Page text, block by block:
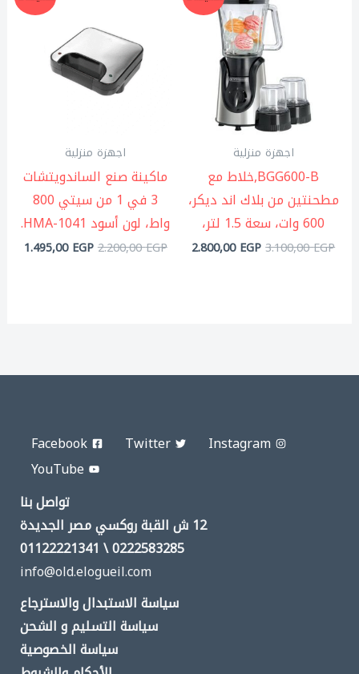
اجهزة منزلية
BGG600-B,خلاط مع
مطحنتين من بلاك اند ديكر،
600 وات، سعة 1.5 لتر،
3.100,00EGP
الأصلي
هو:
3.100,00 EGP.
2.800,00EGP
الحالي
هو:
اجهزة منزلية
ماكينة صنع الساندويتشات
3 في 1 من سيتي 800
واط، لون أسود HMA-1041.
2.200,00EGP
2.200,00 EGP.
1.495,00EGP
هو:
Instagram
Twitter
Facebook
YouTube
تواصل بنا
12 ش القبة روكسي مصر الجديدة
0222583285 \ 01122221341
info@old.elogueil.com
سياسة الاستبدال والاسترجاع
سياسة التسليم و الشحن
سياسة الخصوصية